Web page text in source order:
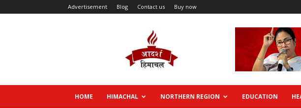
Advertisement Blog Contact us Buy now
HOME HIMACHAL NORTHERN REGION EDUCATION